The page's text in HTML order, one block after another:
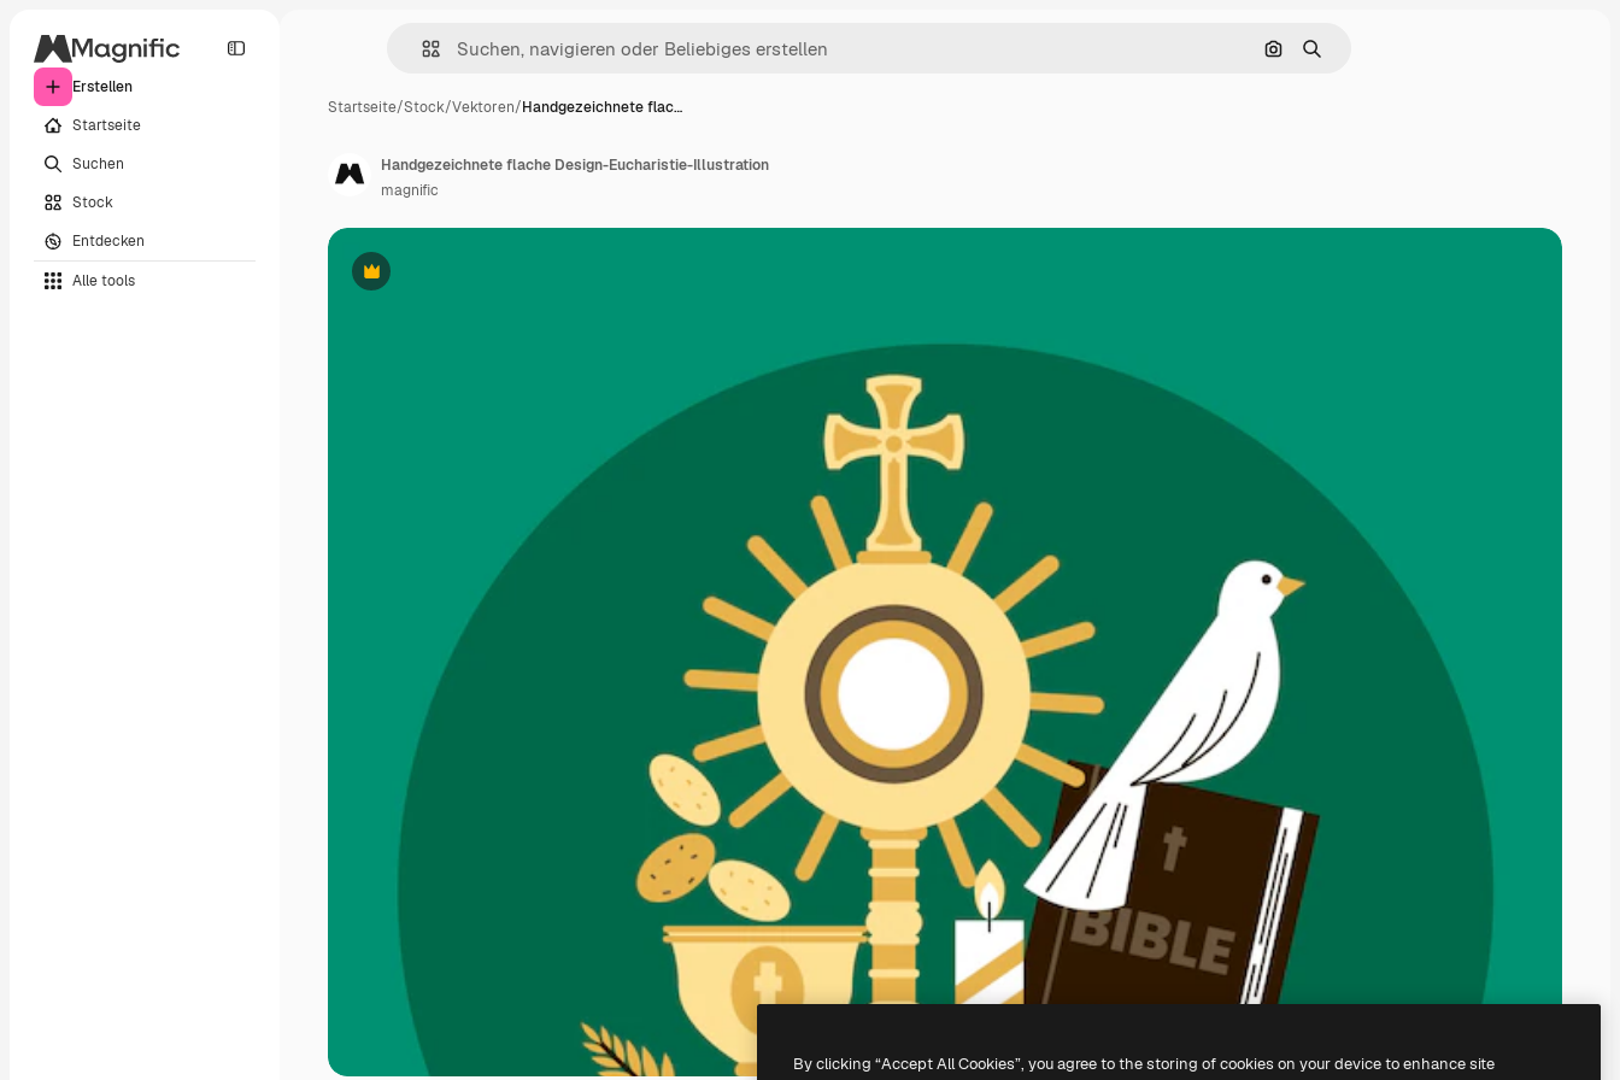
Erstellen
Startseite
Suchen
Stock
Entdecken
Alle tools
Nach Bild suchen
Suchen
Startseite/Stock/Vektoren/Handgezeichnete flac…
Premium
Handgezeichnete flache Design-Eucharistie-Illustration
magnific
By clicking “Accept All Cookies”, you agree to the storing of cookies on your device to enhance site